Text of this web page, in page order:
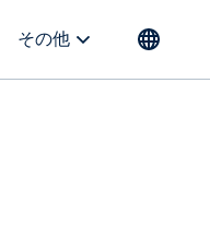
その他